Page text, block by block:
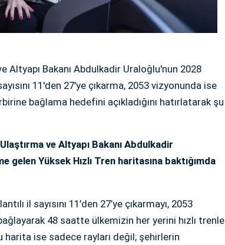
Altyapı Bakanı Abdulkadir Uraloğlu'nun 2028
11'den 27'ye çıkarma, 2053 vizyonunda ise
bağlama hedefini açıkladığını hatırlatarak şu
ve Altyapı Bakanı Abdulkadir
gelen Yüksek Hızlı Tren haritasına baktığımda
il sayısını 11’den 27’ye çıkarmayı, 2053
48 saatte ülkemizin her yerini hızlı trenle
harita ise sadece rayları değil; şehirlerin